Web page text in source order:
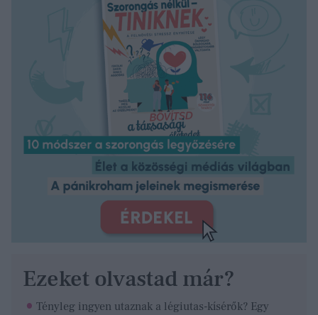
Ezeket olvastad már?
Tényleg ingyen utaznak a légiutas-kísérők? Egy